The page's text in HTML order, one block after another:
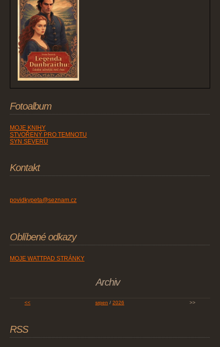
Fotoalbum
MOJE KNIHY
STVOŘENÝ PRO TEMNOTU
SYN SEVERU
Kontakt
povidkypeta@seznam.cz
Oblíbené odkazy
MOJE WATTPAD STRÁNKY
Archiv
<< srpen / 2026 >>
RSS